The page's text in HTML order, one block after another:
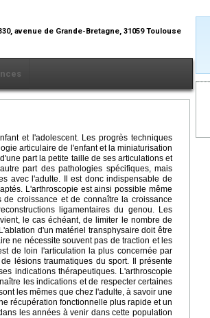
avenue de Grande-Bretagne, 31059 Toulouse
et l'adolescent. Les progrès techniques
articulaire de l'enfant et la miniaturisation
part la petite taille de ses articulations et
part des pathologies spécifiques, mais
avec l'adulte. Il est donc indispensable de
L'arthroscopie est ainsi possible même
croissance et de connaître la croissance
ligamentaires du genou. Les
le cas échéant, de limiter le nombre de
d'un matériel transphysaire doit être
ne nécessite souvent pas de traction et les
de loin l'articulation la plus concernée par
lésions traumatiques du sport. Il présente
indications thérapeutiques. L'arthroscopie
les indications et de respecter certaines
les mêmes que chez l'adulte, à savoir une
récupération fonctionnelle plus rapide et un
les années à venir dans cette population